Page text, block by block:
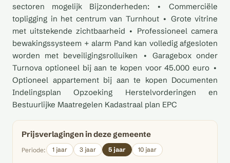
sectoren mogelijk Bijzonderheden: • Commerciële
topligging in het centrum van Turnhout • Grote vitrine
met uitstekende zichtbaarheid • Professioneel camera
bewakingssysteem + alarm Pand kan volledig afgesloten
worden met beveiligingsrolluiken • Garagebox onder
Turnova optioneel bij aan te kopen voor 45.000 euro •
Optioneel appartement bij aan te kopen Documenten
Indelingsplan Opzoeking Herstelvorderingen en
Bestuurlijke Maatregelen Kadastraal plan EPC
Prijsverlagingen in deze gemeente
Periode: 1 jaar 3 jaar 5 jaar 10 jaar